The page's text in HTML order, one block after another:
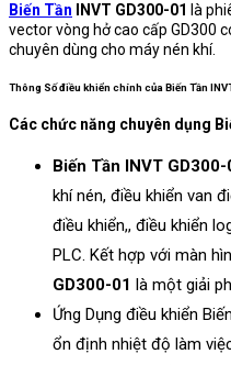
Biến Tần INVT GD300-01 là
vector vòng hở cao cấp GD300
chuyên dùng cho máy nén khí.
Thông Số điều khiển chính của Biến Tần
Các chức năng chuyên dụng
Biến Tần INVT GD300-
khí nén, điều khiển van
điều khiển,, điều khiển
PLC. Kết hợp với màn
GD300-01 là một giải
Ứng Dụng điều khiển
ổn định nhiệt độ làm